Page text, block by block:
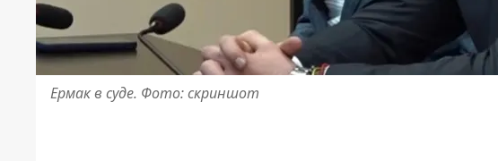
Ермак в суде. Фото: скриншот